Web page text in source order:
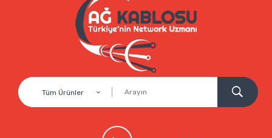
Tüm Ürünler